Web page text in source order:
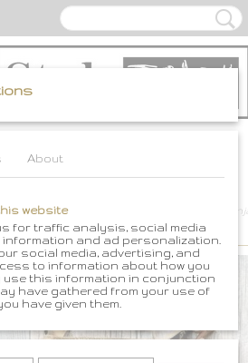
Bags>Boho Bags
suede met franjes - 054
About
website
for traffic analysis, social media
and ad personalization.
social media, advertising, and
to information about how you
use this information in conjunction
have gathered from your use of
have given them.